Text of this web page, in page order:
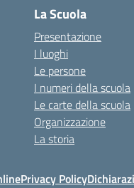
La Scuola
Presentazione
I luoghi
Le persone
I numeri della scuola
Le carte della scuola
Organizzazione
La storia
Privacy Policy